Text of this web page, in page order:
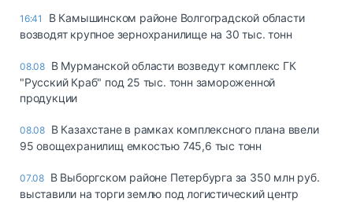
16:41
В Камышинском районе Волгоградской области
возводят крупное зернохранилище на 30 тыс. тонн
08.08 В Мурманской области возведут комплекс ГК
"Русский Краб" под 25 тыс. тонн замороженной
продукции
08.08 В Казахстане в рамках комплексного плана ввели
95 овощехранилищ емкостью 745,6 тыс тонн
07.08 В Выборгском районе Петербурга за 350 млн руб.
выставили на торги землю под логистический центр